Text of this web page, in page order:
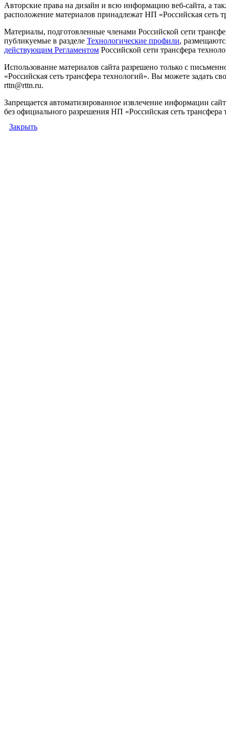
Авторские права на дизайн и всю информацию веб-сайта, а
расположение материалов принадлежат НП «Российская сеть
Материалы, подготовленные членами Российской сети
публикуемые в разделе Технологические профили,
действующим Регламентом Российской сети трансфера
Использование материалов сайта разрешено только с
«Российская сеть трансфера технологий». Вы можете задать
rttn@rttn.ru.
Запрещается автоматизированное извлечение информации
без официального разрешения НП «Российская сеть трансфера
Закрыть